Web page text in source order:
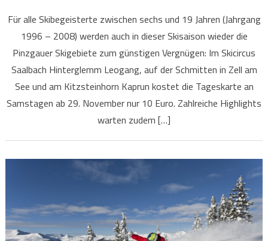
Für alle Skibegeisterte zwischen sechs und 19 Jahren (Jahrgang
1996 – 2008) werden auch in dieser Skisaison wieder die
Pinzgauer Skigebiete zum günstigen Vergnügen: Im Skicircus
Saalbach Hinterglemm Leogang, auf der Schmitten in Zell am
See und am Kitzsteinhorn Kaprun kostet die Tageskarte an
Samstagen ab 29. November nur 10 Euro. Zahlreiche Highlights
warten zudem […]